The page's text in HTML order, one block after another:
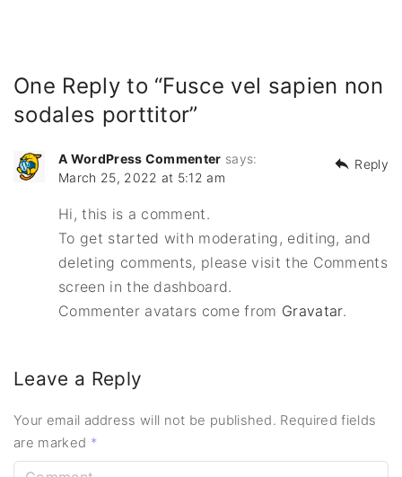
One Reply to “Fusce vel sapien non
sodales porttitor”
A WordPress Commenter says:
March 25, 2022 at 5:12 am
Hi, this is a comment.
To get started with moderating, editing, and
deleting comments, please visit the Comments
screen in the dashboard.
Commenter avatars come from Gravatar.
Reply
Leave a Reply
Your email address will not be published. Required fields
are marked *